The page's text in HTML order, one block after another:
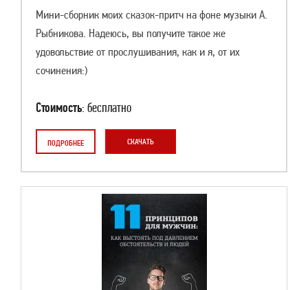
Мини-сборник моих сказок-притч на фоне музыки А.
Рыбникова. Надеюсь, вы получите такое же
удовольствие от прослушивания, как и я, от их
сочинения:)
Стоимость: бесплатно
ПОДРОБНЕЕ СКАЧАТЬ